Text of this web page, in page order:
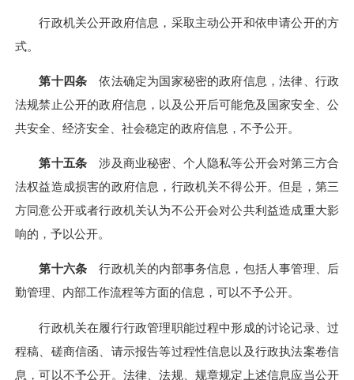
行政机关公开政府信息，采取主动公开和依申请公开的方
式。
第十四条 依法确定为国家秘密的政府信息，法律、行政
法规禁止公开的政府信息，以及公开后可能危及国家安全、公
共安全、经济安全、社会稳定的政府信息，不予公开。
第十五条 涉及商业秘密、个人隐私等公开会对第三方合
法权益造成损害的政府信息，行政机关不得公开。但是，第三
方同意公开或者行政机关认为不公开会对公共利益造成重大影
响的，予以公开。
第十六条 行政机关的内部事务信息，包括人事管理、后
勤管理、内部工作流程等方面的信息，可以不予公开。
行政机关在履行行政管理职能过程中形成的讨论记录、过
程稿、磋商信函、请示报告等过程性信息以及行政执法案卷信
息，可以不予公开。法律、法规、规章规定上述信息应当公开